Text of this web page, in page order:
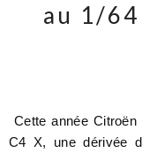
au 1/64
Cette année
C4 X, une dérivée